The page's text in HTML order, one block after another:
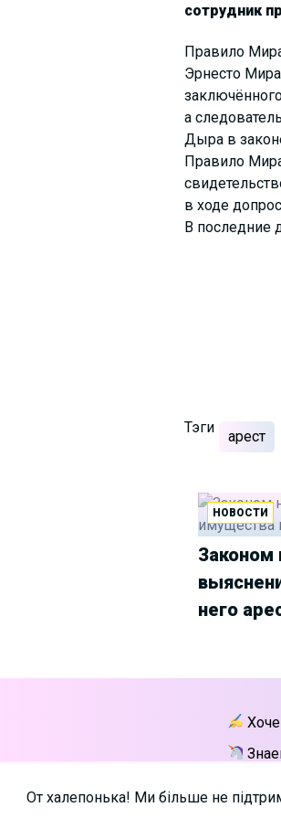
сотрудник
Правило
Эрнесто
а
Дыра в
Правило
в ходе
В последние
Тэги
арест
НОВОСТИ
Законом
него
От халепонька! Ми більше не